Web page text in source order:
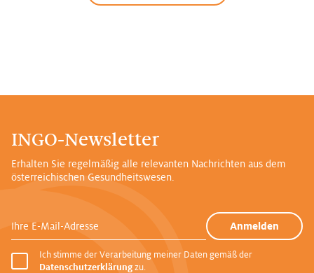
INGO-Newsletter
Erhalten Sie regelmäßig alle relevanten Nachrichten aus dem
österreichischen Gesundheitswesen.
Ihre E-Mail-Adresse
Anmelden
Ich stimme der Verarbeitung meiner Daten gemäß der
Datenschutzerklärung zu.